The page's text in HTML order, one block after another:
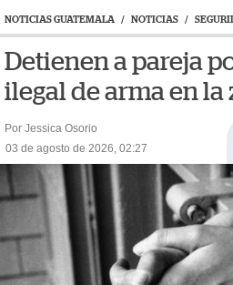
NOTICIAS GUATEMALA / NOTICIAS /
Detienen a pareja
ilegal de arma en la
Por Jessica Osorio
03 de agosto de 2026, 02:27